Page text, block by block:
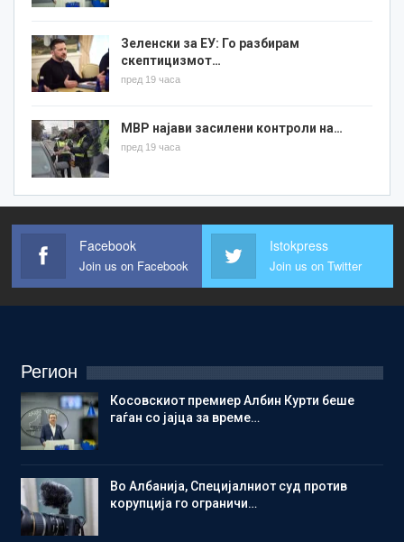
Зеленски за ЕУ: Го разбирам
скептицизмот…
пред 19 часа
МВР најави засилени контроли на…
пред 19 часа
Facebook
Join us on Facebook
Istokpress
Join us on Twitter
Регион
Косовскиот премиер Албин Курти беше
гаѓан со јајца за време…
Во Албанија, Специјалниот суд против
корупција го ограничи…